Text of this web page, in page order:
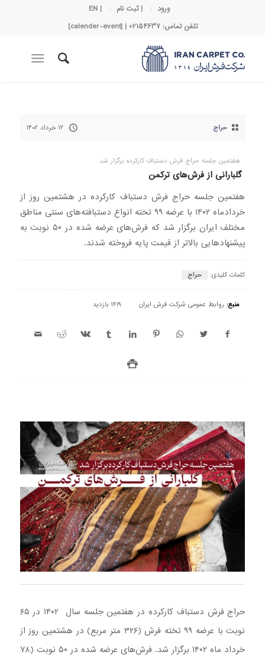
ورود | ثبت نام
| EN
تلفن تماس: 02154637 | [calender-event]
حراج ۱۲ خرداد ۱۴۰۲
هفتمین جلسه حراج فرش دستباف کارکرده برگزار شد
گلبارانی از فرش‌های ترکمن
هفتمین جلسه حراج فرش دستباف کارکرده در هشتمین روز از
خردادماه ۱۴۰۲ با عرضه ۹۹ تخته انواع دستبافته‌های سنتی مناطق
مختلف ایران برگزار شد که فرش‌های عرضه شده در ۵۰ نوبت به
پیشنهادهایی بالاتر از قیمت پایه فروخته شدند.
کلمات کلیدی: حراج
منبع: روابط عمومی شرکت فرش ایران 1419 بازدید
حراج فرش دستباف کارکرده در هفتمین جلسه سال ۱۴۰۲ در ۶۵
نوبت با عرضه ۹۹ تخته فرش (۳۲۶ متر مربع) در هشتمین روز از
خرداد ماه ۱۴۰۲ برگزار شد. فرش‌های عرضه شده در ۵۰ نوبت (۷۸